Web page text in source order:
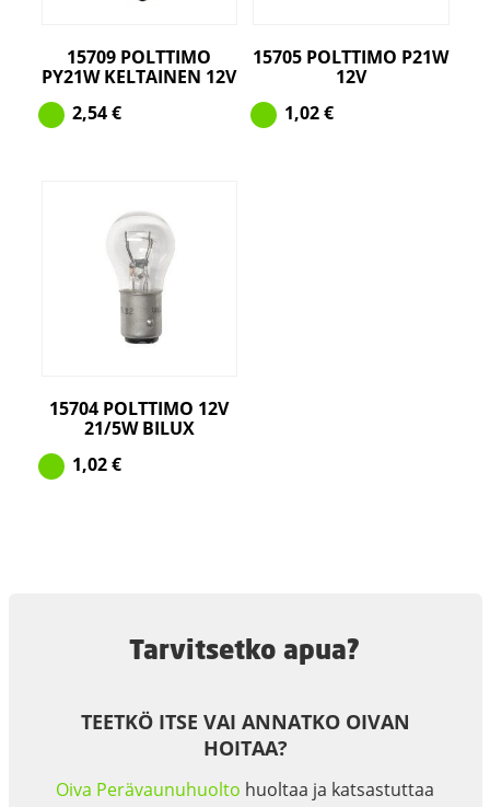
15709 POLTTIMO
PY21W KELTAINEN 12V
2,54€
15705 POLTTIMO P21W
12V
1,02€
15704 POLTTIMO 12V
21/5W BILUX
1,02€
Tarvitsetko apua?
TEETKÖ ITSE VAI ANNATKO OIVAN
HOITAA?
Oiva Perävaunuhuolto huoltaa ja katsastuttaa